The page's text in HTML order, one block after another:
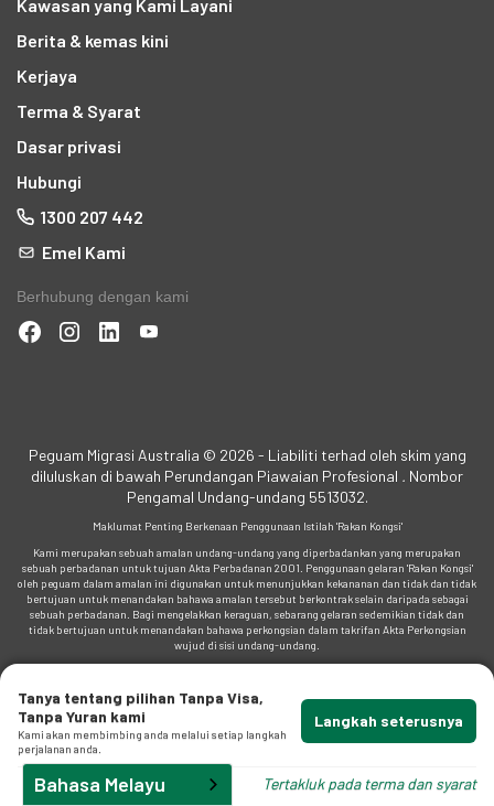
Kawasan yang Kami Layani
Berita & kemas kini
Kerjaya
Terma & Syarat
Dasar privasi
Hubungi
1300 207 442
Emel Kami
Berhubung dengan kami
Peguam Migrasi Australia © 2026 - Liabiliti terhad oleh skim yang
diluluskan di bawah Perundangan Piawaian Profesional . Nombor
Pengamal Undang-undang 5513032.
Maklumat Penting Berkenaan Penggunaan Istilah 'Rakan Kongsi'
Kami merupakan sebuah amalan undang-undang yang diperbadankan yang merupakan
sebuah perbadanan untuk tujuan Akta Perbadanan 2001. Penggunaan gelaran 'Rakan Kongsi'
oleh peguam dalam amalan ini digunakan untuk menunjukkan kekananan dan tidak dan tidak
bertujuan untuk menandakan bahawa amalan tersebut berkontrak selain daripada sebagai
sebuah perbadanan. Bagi mengelakkan keraguan, sebarang gelaran sedemikian tidak dan
tidak bertujuan untuk menandakan bahawa perkongsian dalam takrifan Akta Perkongsian
wujud di sisi undang-undang.
Tanya tentang pilihan Tanpa Visa,
Tanpa Yuran kami
Kami akan membimbing anda melalui setiap langkah
perjalanan anda.
Langkah seterusnya
Tertakluk pada terma dan syarat
Bahasa Melayu